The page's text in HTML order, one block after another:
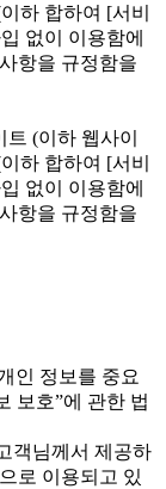
하 합하여 [서비
없이 이용함에
항을 규정함을
(이하 웹사이
하 합하여 [서비
없이 이용함에
항을 규정함을
인 정보를 중요
보호”에 관한 법
객님께서 제공하
로 이용되고 있